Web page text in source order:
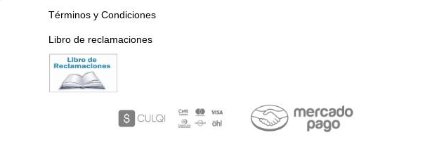
Términos y Condiciones
Libro de reclamaciones